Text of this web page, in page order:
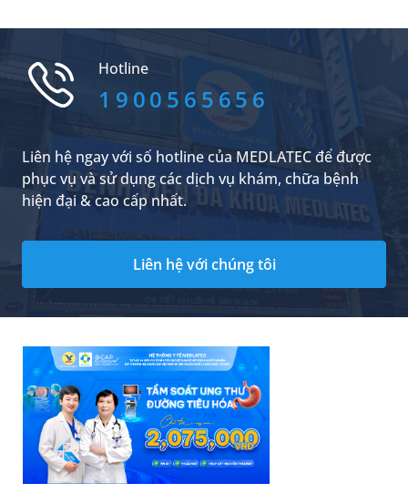
sống chung với chúng. Vậy, viêm mũi vận mạch
không?
Hotline
1900565656
Liên hệ ngay với số hotline của MEDLATEC để được
phục vụ và sử dụng các dịch vụ khám, chữa bệnh
hiện đại & cao cấp nhất.
Liên hệ với chúng tôi